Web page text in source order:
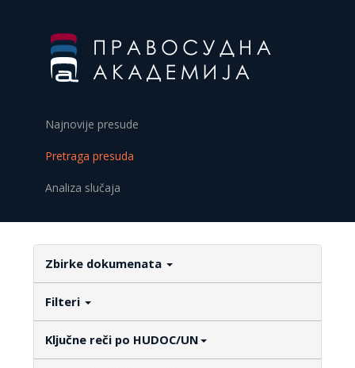
Najnovije presude
Pretraga presuda
Analiza slučaja
Zbirke dokumenata
Filteri
Ključne reči po HUDOC/UN